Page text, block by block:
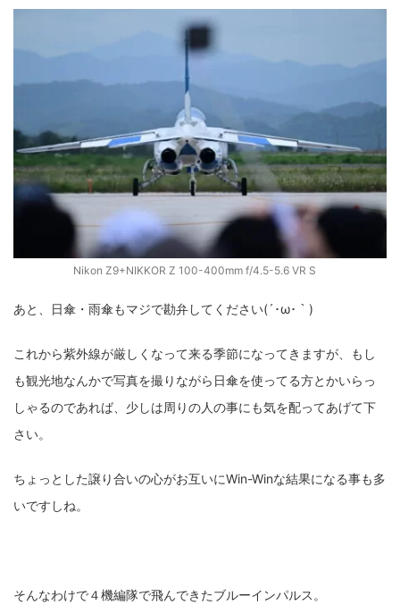
Nikon Z9+NIKKOR Z 100-400mm f/4.5-5.6 VR S
あと、日傘・雨傘もマジで勘弁してください(´･ω･｀)
これから紫外線が厳しくなって来る季節になってきますが、もし
も観光地なんかで写真を撮りながら日傘を使ってる方とかいらっ
しゃるのであれば、少しは周りの人の事にも気を配ってあげて下
さい。
ちょっとした譲り合いの心がお互いにWin-Winな結果になる事も多
いですしね。
そんなわけで４機編隊で飛んできたブルーインパルス。